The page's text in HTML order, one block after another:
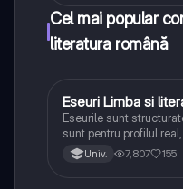
Cel mai popular
literatura română
Limba și literatura
Eseuri Limba si
Eseurile sunt
sunt pentru profilul
lipsesc relatiile dintre
Univ. 7,807 155